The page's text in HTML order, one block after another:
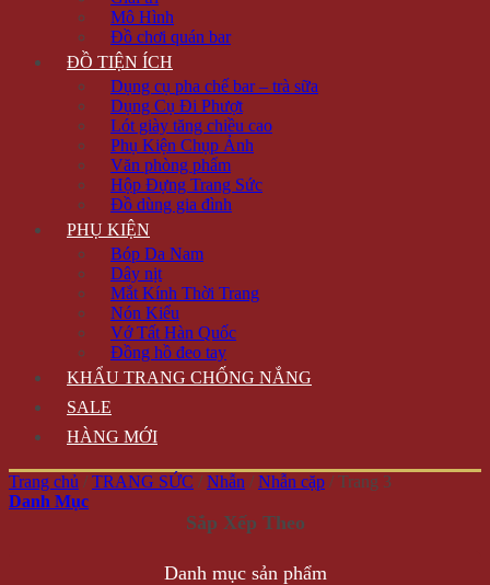
Mô Hình
Đồ chơi quán bar
ĐỒ TIỆN ÍCH
Dụng cụ pha chế bar – trà sữa
Dụng Cụ Đi Phượt
Lót giày tăng chiều cao
Phụ Kiện Chụp Ảnh
Văn phòng phẩm
Hộp Đựng Trang Sức
Đồ dùng gia đình
PHỤ KIỆN
Bóp Da Nam
Dây nịt
Mắt Kính Thời Trang
Nón Kiểu
Vớ Tất Hàn Quốc
Đồng hồ đeo tay
KHẨU TRANG CHỐNG NẮNG
SALE
HÀNG MỚI
Trang chủ / TRANG SỨC / Nhẫn / Nhẫn cặp / Trang 3
Danh Mục
Danh mục sản phẩm